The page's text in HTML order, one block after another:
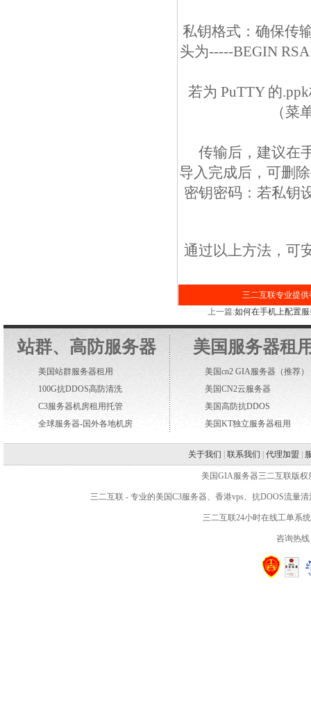
私钥格式：确保传
头为-----BEGIN
若为 PuTTY 的
（菜
传输后，建议在
导入完成后，可删
密钥密码：若私钥
通过以上方法，可
三二互联专业提
上一篇:如何在手机上配置
站群、高防服务器
美国站群服务器租用
100G抗DDOS高防清洗
C3服务器机房租用托管
全球服务器-国外各地机房
美国服务器租
美国cn2 GIA服务器 （推荐）
美国CN2云服务器
美国高防抗DDOS
美国KT独立服务器租用
关于我们 联系我们 代理加盟
美国GIA服务器三二互联版权
三二互联- 专业的美国C3服务器、 香港vps、抗DOOS流量
三二互联24小时在线工单系
咨询热